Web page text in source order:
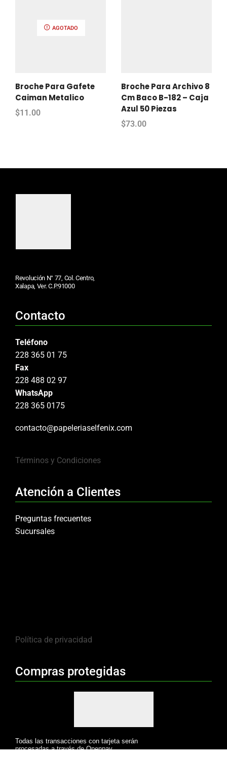
AGOTADO
Broche Para Gafete
Caiman Metalico
$11.00
Broche Para Archivo 8
Cm Baco B-182 – Caja
Azul 50 Piezas
$73.00
Revolución N° 77, Col. Centro,
Xalapa, Ver. C.P.91000
Contacto
Teléfono
228 365 01 75
Fax
228 488 02 97
WhatsApp
228 365 0175
contacto@papeleriaselfenix.com
Términos y Condiciones
Atención a Clientes
Preguntas frecuentes
Sucursales
Política de privacidad
Compras protegidas
Todas las transacciones con tarjeta serán
procesadas a través de Openpay.